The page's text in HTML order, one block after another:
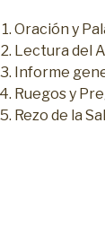
Oración y
Lectura del
Informe
Ruegos y
Rezo de la